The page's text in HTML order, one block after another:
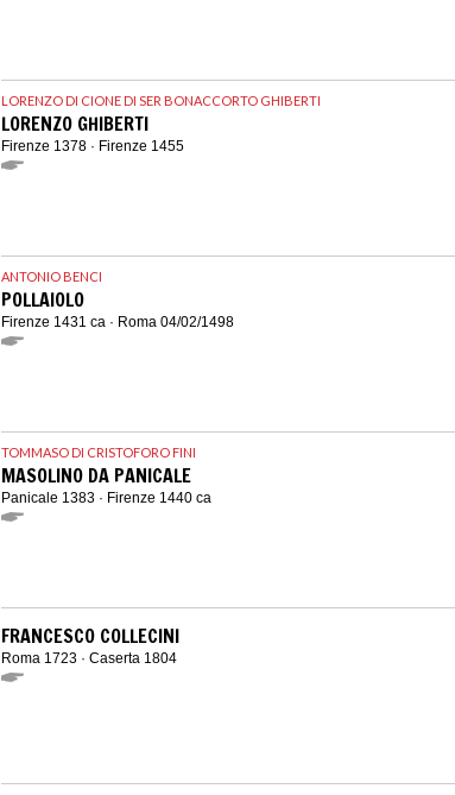
LORENZO DI CIONE DI SER BONACCORTO GHIBERTI
LORENZO GHIBERTI
Firenze 1378 · Firenze 1455
ANTONIO BENCI
POLLAIOLO
Firenze 1431 ca · Roma 04/02/1498
TOMMASO DI CRISTOFORO FINI
MASOLINO DA PANICALE
Panicale 1383 · Firenze 1440 ca
FRANCESCO COLLECINI
Roma 1723 · Caserta 1804